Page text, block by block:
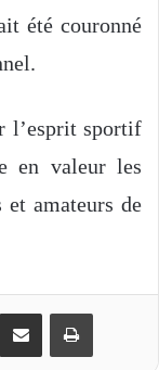
été couronné
l’esprit sportif
en valeur les
et amateurs de
Telegram